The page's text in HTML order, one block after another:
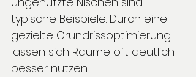
typische Beispiele. Durch eine
gezielte Grundrissoptimierung
lassen sich Räume oft deutlich
besser nutzen.